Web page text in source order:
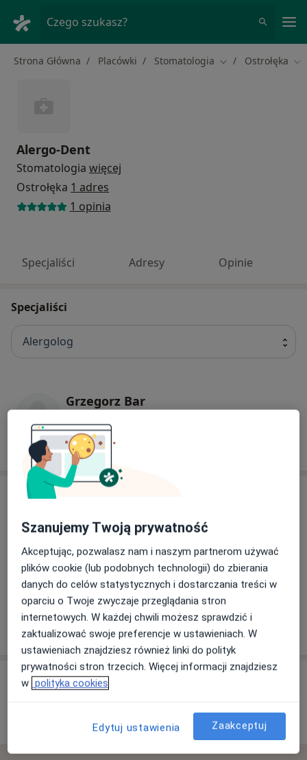
Czego szukasz?
Strona Główna Placówki Stomatologia Zmień miasto
Ostrołęka
Alergo-Dent
Stomatologia więcej
Ostrołęka 1 adres
1 opinia
Specjaliści Adresy Opinie
Specjaliści
Alergolog
Grzegorz Bar
Adres
Powiększ mapę
Alergo-Dent
Madalińskiego 27/49, 07-410 Ostrołęka
Opinie o specjalistach (1)
Szanujemy Twoją prywatność
Akceptując, pozwalasz nam i naszym partnerom używać
plików cookie (lub podobnych technologii) do zbierania
danych do celów statystycznych i dostarczania treści w
oparciu o Twoje zwyczaje przeglądania stron
internetowych. W każdej chwili możesz sprawdzić i
zaktualizować swoje preferencje w ustawieniach. W
ustawieniach znajdziesz również linki do polityk
prywatności stron trzecich. Więcej informacji znajdziesz
w polityka cookies
Edytuj ustawienia Zaakceptuj